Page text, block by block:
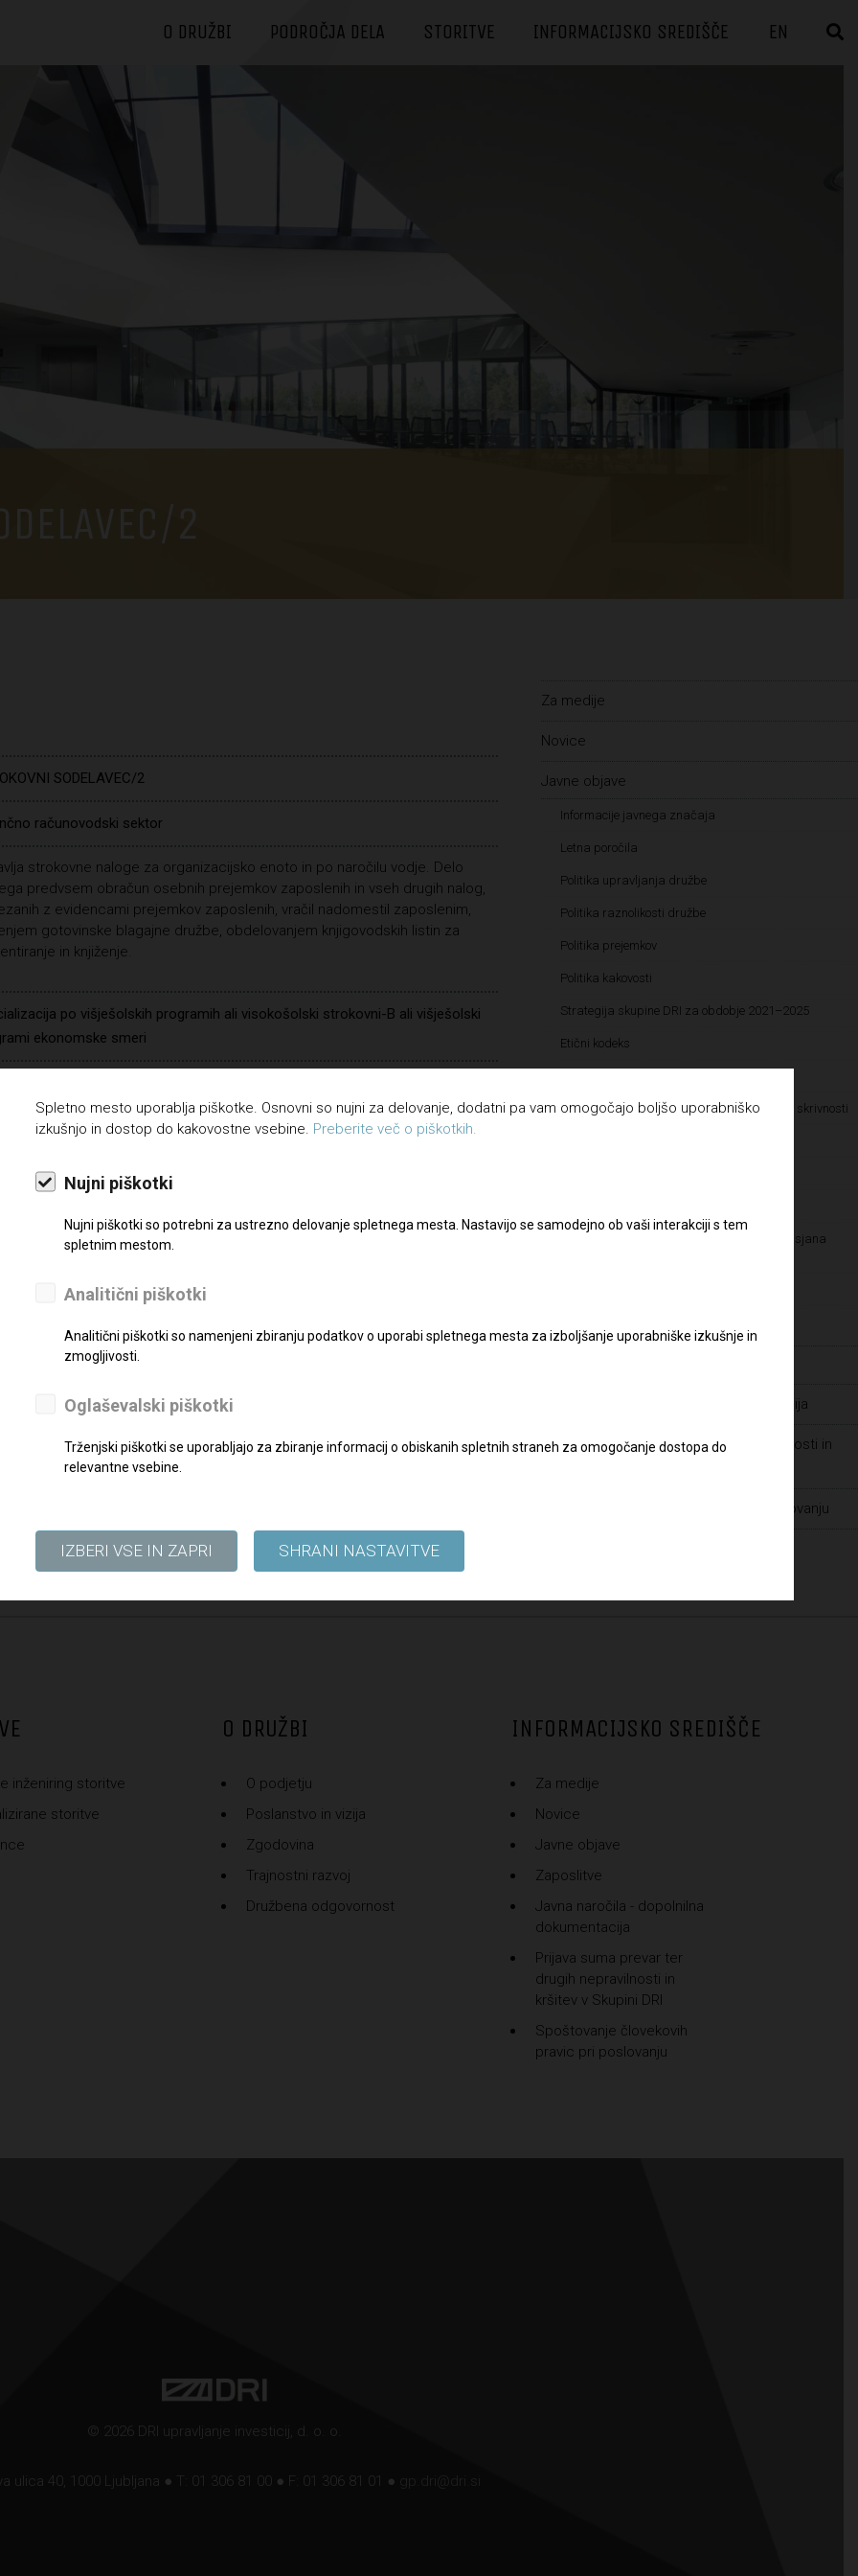
O DRUŽBI PODROČJA DELA STORITVE INFORMACIJSKO SREDIŠČE EN
2
SODELAVEC/2
računovodski sektor
strokovne naloge za organizacijsko enoto in po naročilu vodje. Delo
predvsem obračun osebnih prejemkov zaposlenih in vseh drugih nalog,
z evidencami prejemkov zaposlenih, vračil nadomestil zaposlenim,
gotovinske blagajne družbe, obdelovanjem knjigovodskih listin za
in knjiženje.
po višješolskih programih ali visokošolski strokovni-B ali višješolski
ekonomske smeri
in ostalih prejemkov v zvezi z delom in iz drugih pogodbenih razmerij
čas
dokazili pošljite najkasneje do19. 12. 2023 na elektronski naslov:
Za medije
Novice
Javne objave
Informacije javnega značaja
Letna poročila
Politika upravljanja družbe
Politika raznolikosti družbe
Politika prejemkov
Politika kakovosti
Strategija skupine DRI za obdobje 2021–2025
Etični kodeks
Pravilnik o določanju in varovanju poslovnih skrivnosti
Kultura pravičnosti – Letališče Edvarda Rusjana
Javna naročila - dopolnilna dokumentacija
Prijava suma prevar ter drugih nepravilnosti in
Spoštovanje človekovih pravic pri poslovanju
inženiring storitve
storitve
O DRUŽBI
O podjetju
Poslanstvo in vizija
Zgodovina
Trajnostni razvoj
Družbena odgovornost
INFORMACIJSKO SREDIŠČE
Za medije
Novice
Javne objave
Zaposlitve
Javna naročila - dopolnilna
dokumentacija
Prijava suma prevar ter
drugih nepravilnosti in
kršitev v Skupini DRI
Spoštovanje človekovih
pravic pri poslovanju
© 2026 DRI upravljanje investicij, d. o. o.
ulica 40, 1000 Ljubljana ● T: 01 306 81 00 ● F: 01 306 81 01 ●
Spletno mesto uporablja piškotke. Osnovni so nujni za delovanje, dodatni pa vam omogočajo boljšo uporabniško
izkušnjo in dostop do kakovostne vsebine. Preberite več o piškotkih.
Nujni piškotki
Nujni piškotki so potrebni za ustrezno delovanje spletnega mesta. Nastavijo se samodejno ob vaši interakciji s tem
spletnim mestom.
Analitični piškotki
Analitični piškotki so namenjeni zbiranju podatkov o uporabi spletnega mesta za izboljšanje uporabniške izkušnje in
zmogljivosti.
Oglaševalski piškotki
Trženjski piškotki se uporabljajo za zbiranje informacij o obiskanih spletnih straneh za omogočanje dostopa do
relevantne vsebine.
IZBERI VSE IN ZAPRI SHRANI NASTAVITVE